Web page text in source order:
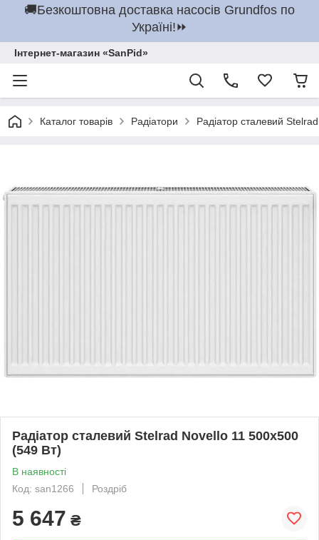
🚚Безкоштовна доставка насосів Grundfos по
Україні!⏩
Інтернет-магазин «SanPid»
Каталог товарів Радіатори Радіатор сталевий
Радіатор сталевий Stelrad Novello 11 500x500
(549 Вт)
В наявності
Код: san1266
Роздріб
5 647 ₴